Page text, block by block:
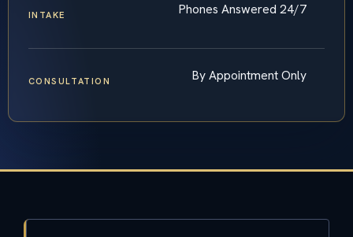
INTAKE Phones Answered 24/7
CONSULTATION By Appointment Only